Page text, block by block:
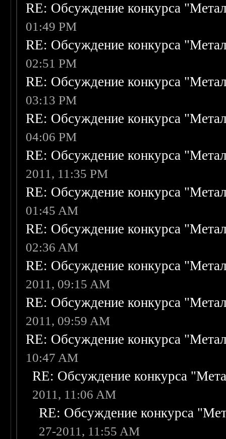
RE: Обсуждение конкурса
01:49 PM
RE: Обсуждение конкурса
02:51 PM
RE: Обсуждение конкурса
03:13 PM
RE: Обсуждение конкурса
04:06 PM
RE: Обсуждение конкурса
2011, 11:35 PM
RE: Обсуждение конкурса
01:45 AM
RE: Обсуждение конкурса
02:36 AM
RE: Обсуждение конкурса
2011, 09:15 AM
RE: Обсуждение конкурса
2011, 09:59 AM
RE: Обсуждение конкурса
10:47 AM
RE: Обсуждение конкурса
2011, 11:06 AM
RE: Обсуждение конкурса
27-2011, 11:55 AM